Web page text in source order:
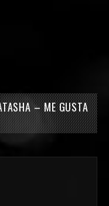
– ME GUSTA